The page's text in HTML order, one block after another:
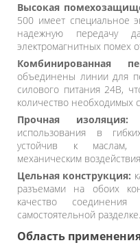
Высокая
500 имеет специальное
надежную передачу
электромагнитных помех
Комбинированная
объединены линии для
силового питания 24В,
количество необходимых
Прочная изоляция:
использования в
устойчив к маслам,
механическим
Цельная конструкция:
разъемами на обоих
качество
самостоятельной разделке.
Область